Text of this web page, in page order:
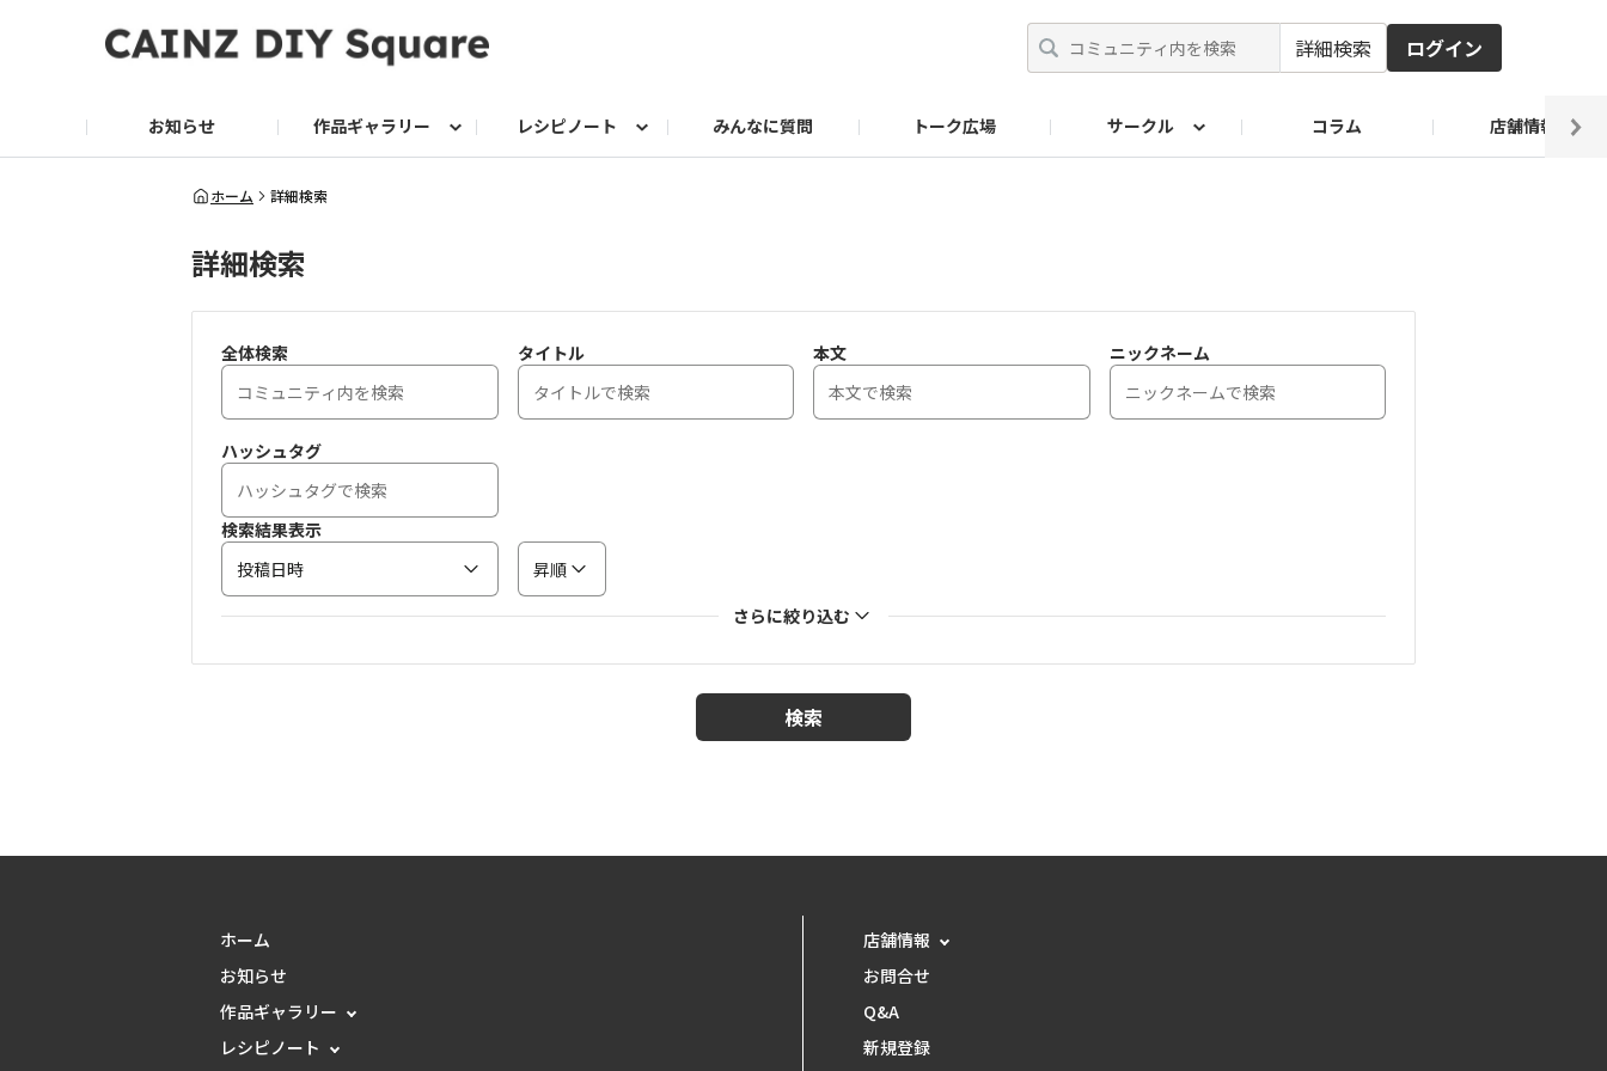
詳細検索 ログイン
お知らせ 作品ギャラリー
グリーン
家庭菜園2026
レシピノート
DIY レシピ グリーン レシピ
みんなに質問 トーク広場 サークル
ドッグサークル
コラム 店舗情報
グリーン入荷情報
ホーム 詳細検索
詳細検索
全体検索 タイトル 本文 ニックネーム
ハッシュタグ
検索結果表示
投稿日時
昇順
さらに絞り込む
検索
ホーム
お知らせ
作品ギャラリー
レシピノート
店舗情報
お問合せ
Q&A
新規登録